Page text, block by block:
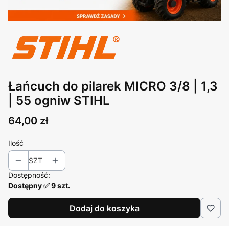
Łańcuch do pilarek MICRO 3/8 | 1,3
| 55 ogniw STIHL
Cena
64,00 zł
Ilość
SZT
Dostępność:
Dostępny ✅ 9 szt.
Dodaj do koszyka